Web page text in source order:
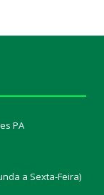
PA
a Sexta-Feira)